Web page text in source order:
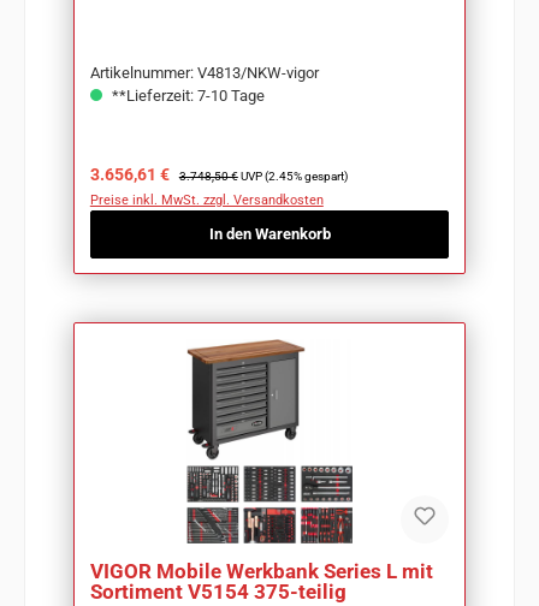
Artikelnummer: V4813/NKW-vigor
**Lieferzeit: 7-10 Tage
Verkaufspreis:
3.656,61 € Regulärer Preis:
3.748,50 € UVP (2.45% gespart)
Preise inkl. MwSt. zzgl. Versandkosten
In den Warenkorb
VIGOR Mobile Werkbank Series L mit
Sortiment V5154 375-teilig